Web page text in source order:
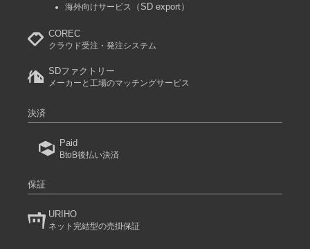
海外向けサービス
（SD export）
COREC
クラウド受注・発注システム
SDファクトリー
メーカーと工場のマッチングサービス
決済
Paid
BtoB後払い決済
保証
URIHO
ネット完結型の売掛保証